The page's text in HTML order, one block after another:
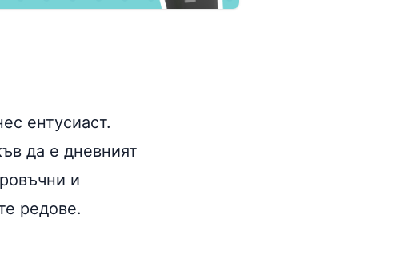
ентусиаст.
да е дневният
и
редове.